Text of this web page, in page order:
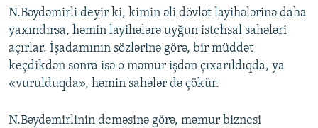
N.Bəydəmirli deyir ki, kimin əli dövlət layihələrinə daha
yaxındırsa, həmin layihələrə uyğun istehsal sahələri
açırlar. İşadamının sözlərinə görə, bir müddət
keçdikdən sonra isə o məmur işdən çıxarıldıqda, ya
«vurulduqda», həmin sahələr də çökür.
N.Bəydəmirlinin deməsinə görə, məmur biznesi